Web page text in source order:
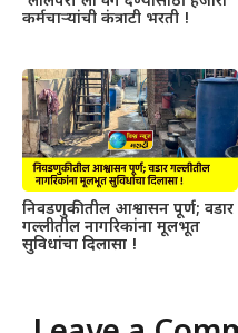
कर्मचाऱ्यांची कंत्राटी भरती !
निवडणुकीतील आश्वासन पूर्ण; वडार
गल्लीतील नागरिकांना मूलभूत
सुविधांचा दिलासा !